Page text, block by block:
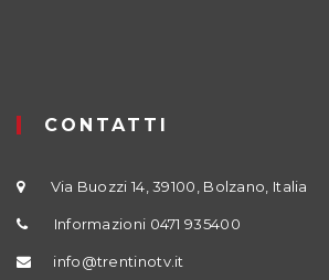
CONTATTI
Via Buozzi 14, 39100, Bolzano, Italia
Informazioni 0471 935400
info@trentinotv.it